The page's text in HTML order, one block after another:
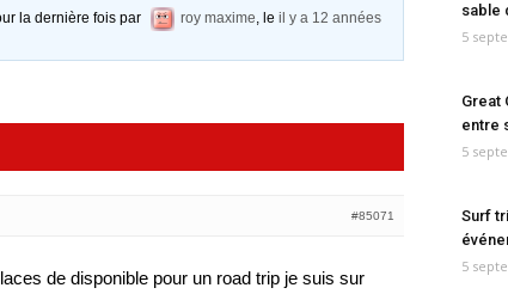
la dernière fois par roy maxime, leil y a 12 années
#85071
de disponible pour un road trip je suis sur
sable
5
Great
entre
5
Surf
5